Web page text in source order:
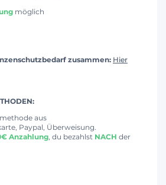
möglich
zusammen: Hier
aus
Paypal, Überweisung.
Anzahlung , du bezahlst NACH der